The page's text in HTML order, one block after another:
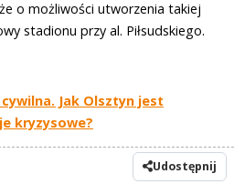
o możliwości utworzenia takiej
stadionu przy al. Piłsudskiego.
Jak Olsztyn jest
kryzysowe?
Udostępnij